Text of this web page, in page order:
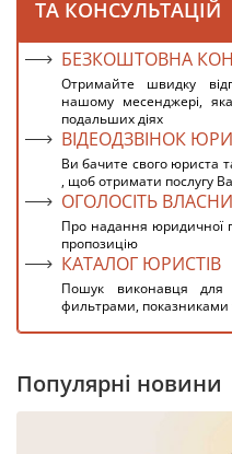
ТА КОНСУЛЬТАЦІЙ
БЕЗКОШТОВНА
Отримайте швидку
нашому месенджері,
подальших діях
ВІДЕОДЗВІНОК
Ви бачите свого юриста
, щоб отримати послугу
ОГОЛОСІТЬ
Про надання юридичної
пропозицію
КАТАЛОГ ЮРИСТІВ
Пошук виконавця
фильтрами, показниками
Популярні новини